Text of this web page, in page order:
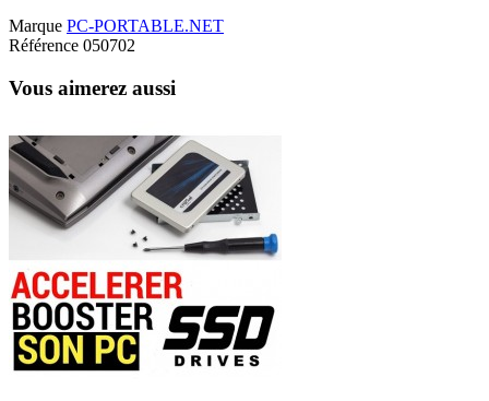
Marque PC-PORTABLE.NET
Référence 050702
Vous aimerez aussi